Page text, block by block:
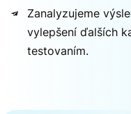
Zanalyzujeme
vylepšení ďalších
testovaním.